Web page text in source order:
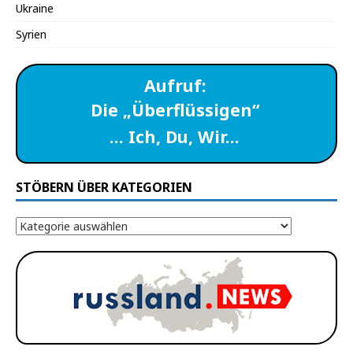
Ukraine
Syrien
Aufruf:
Die „Überflüssigen“
… Ich, Du, Wir…
STÖBERN ÜBER KATEGORIEN